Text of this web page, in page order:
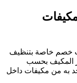
خصم خاصة بتنظيف
40% ويتباين سعر المكيف بحسب
به من مكيفات داخل